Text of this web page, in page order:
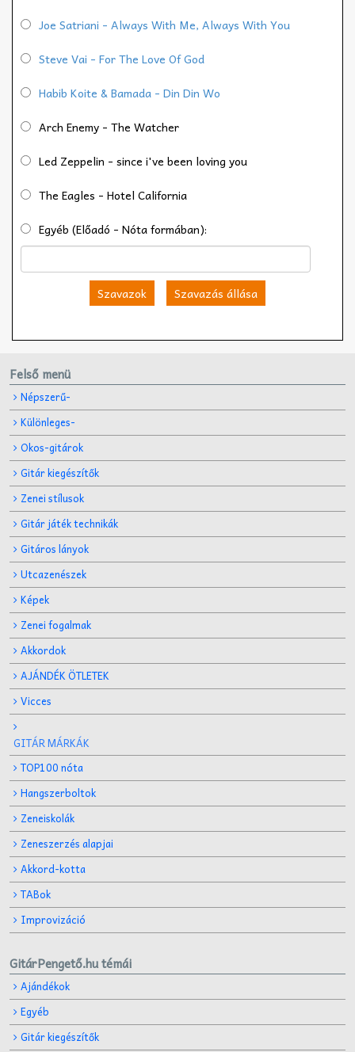
Joe Satriani - Always With Me, Always With You
Steve Vai - For The Love Of God
Habib Koite & Bamada - Din Din Wo
Arch Enemy - The Watcher
Led Zeppelin - since i've been loving you
The Eagles - Hotel California
Egyéb (Előadó - Nóta formában):
Szavazok Szavazás állása
Felső menü
Népszerű-
Különleges-
Okos-gitárok
Gitár kiegészítők
Zenei stílusok
Gitár játék technikák
Gitáros lányok
Utcazenészek
Képek
Zenei fogalmak
Akkordok
AJÁNDÉK ÖTLETEK
Vicces
GITÁR MÁRKÁK
TOP100 nóta
Hangszerboltok
Zeneiskolák
Zeneszerzés alapjai
Akkord-kotta
TABok
Improvizáció
GitárPengető.hu témái
Ajándékok
Egyéb
Gitár kiegészítők